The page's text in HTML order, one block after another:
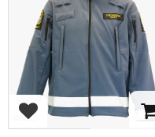
Lägg till i favoriter